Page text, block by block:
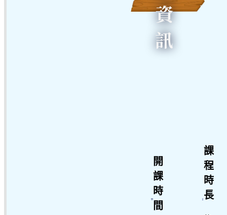
資
訊
開
課
時
間
課
程
時
長